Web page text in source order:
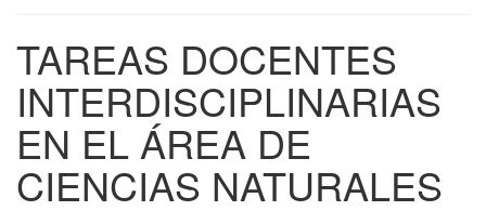
TAREAS DOCENTES
INTERDISCIPLINARIAS
EN EL ÁREA DE
CIENCIAS NATURALES